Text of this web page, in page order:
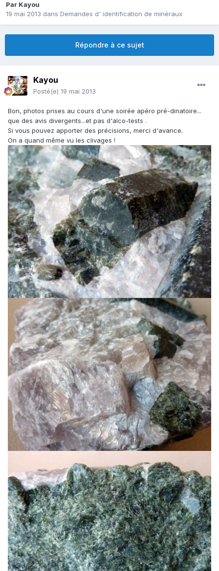
Par Kayou
19 mai 2013 dans Demandes d' identification de minéraux
Répondre à ce sujet
Kayou
Posté(e) 19 mai 2013
Bon, photos prises au cours d'une soirée apéro pré-dinatoire...
que des avis divergents...et pas d'alco-tests .
Si vous pouvez apporter des précisions, merci d'avance.
On a quand même vu les clivages !